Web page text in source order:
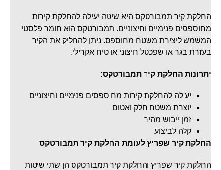
החלקת קיר תמבורטקס היא שיטה יעילה להחלקת קירות
מחוספסים פנימיים וחיצוניים. תמבורטקס הוא חומר פלסטי
המשמש ליצירת משטח מחוספס. ניתן להחליק את הקיר
בעזרת בגר או שפכטל חיצוני או טיח אקרילי.
יתרונות החלקת קיר תמבורטקס:
יעילה להחלקת קירות מחוספסים פנימיים וחיצוניים
יוצרת משטח חלק ואטום
זמן ייבוש מהיר
קלה לביצוע
החלקת קיר שפריץ לעומת החלקת קיר תמבורטקס
החלקת קיר שפריץ והחלקת קיר תמבורטקס הן שתי שיטות